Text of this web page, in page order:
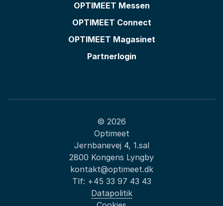
OPTIMEET Messen
OPTIMEET Connect
OPTIMEET Magasinet
Partnerlogin
© 2026
Optimeet
Jernbanevej 4, 1.sal
2800 Kongens Lyngby
kontakt@optimeet.dk
Tlf: +45 33 97 43 43
Datapolitik